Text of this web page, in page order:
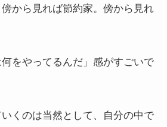
から見れば節約家。傍から見れ
をやってるんだ」感がすごいで
くのは当然として、自分の中で